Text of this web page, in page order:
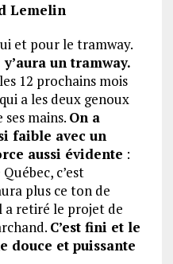
Lemelin
et pour le tramway.
un tramway.
12 prochains mois
a les deux genoux
mains. On a
faible avec un
aussi évidente :
c’est
plus ce ton de
a retiré le projet de
C’est fini et le
douce et puissante